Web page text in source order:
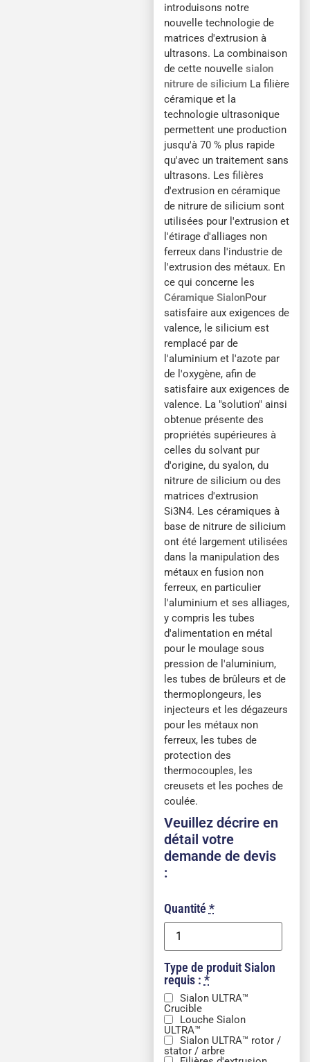
introduisons notre
nouvelle technologie de
matrices d'extrusion à
ultrasons. La combinaison
de cette nouvelle sialon
nitrure de silicium La filière
céramique et la
technologie ultrasonique
permettent une production
jusqu'à 70 % plus rapide
qu'avec un traitement sans
ultrasons. Les filières
d'extrusion en céramique
de nitrure de silicium sont
utilisées pour l'extrusion et
l'étirage d'alliages non
ferreux dans l'industrie de
l'extrusion des métaux. En
ce qui concerne les
Céramique SialonPour
satisfaire aux exigences de
valence, le silicium est
remplacé par de
l'aluminium et l'azote par
de l'oxygène, afin de
satisfaire aux exigences de
valence. La "solution" ainsi
obtenue présente des
propriétés supérieures à
celles du solvant pur
d'origine, du syalon, du
nitrure de silicium ou des
matrices d'extrusion
Si3N4. Les céramiques à
base de nitrure de silicium
ont été largement utilisées
dans la manipulation des
métaux en fusion non
ferreux, en particulier
l'aluminium et ses alliages,
y compris les tubes
d'alimentation en métal
pour le moulage sous
pression de l'aluminium,
les tubes de brûleurs et de
thermoplongeurs, les
injecteurs et les dégazeurs
pour les métaux non
ferreux, les tubes de
protection des
thermocouples, les
creusets et les poches de
coulée.
Veuillez décrire en
détail votre
demande de devis
:
Quantité *
Type de produit Sialon
requis : *
Sialon ULTRA™
Crucible
Louche Sialon
ULTRA™
Sialon ULTRA™ rotor /
stator / arbre